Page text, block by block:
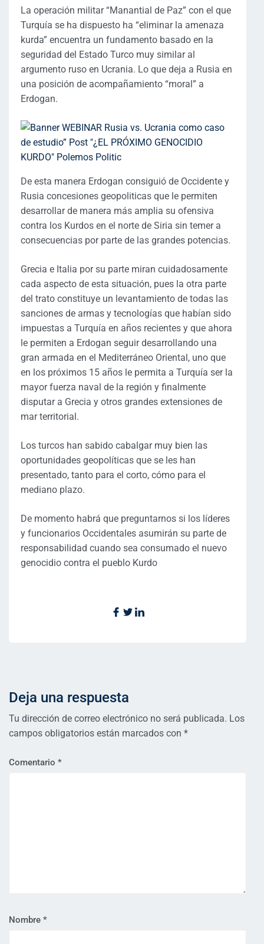
La operación militar “Manantial de Paz” con el que
Turquía se ha dispuesto ha “eliminar la amenaza
kurda” encuentra un fundamento basado en la
seguridad del Estado Turco muy similar al
argumento ruso en Ucrania. Lo que deja a Rusia en
una posición de acompañamiento “moral” a
Erdogan.
De esta manera Erdogan consiguió de Occidente y
Rusia concesiones geopoliticas que le permiten
desarrollar de manera más amplia su ofensiva
contra los Kurdos en el norte de Siria sin temer a
consecuencias por parte de las grandes potencias.
Grecia e Italia por su parte miran cuidadosamente
cada aspecto de esta situación, pues la otra parte
del trato constituye un levantamiento de todas las
sanciones de armas y tecnologías que habían sido
impuestas a Turquía en años recientes y que ahora
le permiten a Erdogan seguir desarrollando una
gran armada en el Mediterráneo Oriental, uno que
en los próximos 15 años le permita a Turquía ser la
mayor fuerza naval de la región y finalmente
disputar a Grecia y otros grandes extensiones de
mar territorial.
Los turcos han sabido cabalgar muy bien las
oportunidades geopolíticas que se les han
presentado, tanto para el corto, cómo para el
mediano plazo.
De momento habrá que preguntarnos si los líderes
y funcionarios Occidentales asumirán su parte de
responsabilidad cuando sea consumado el nuevo
genocidio contra el pueblo Kurdo
Deja una respuesta
Tu dirección de correo electrónico no será publicada. Los
campos obligatorios están marcados con *
Comentario *
Nombre *